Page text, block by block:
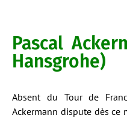
Pascal
Hansgrohe)
Absent du Tour de
Ackermann dispute dès ce